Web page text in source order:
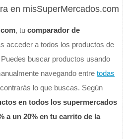
en misSuperMercados.com
, tucomparador de
acceder a todos los productos de
buscar productos usando
navegando entretodas
lo que buscas. Según
en todos los supermercados
a un 20% en tu carrito de la